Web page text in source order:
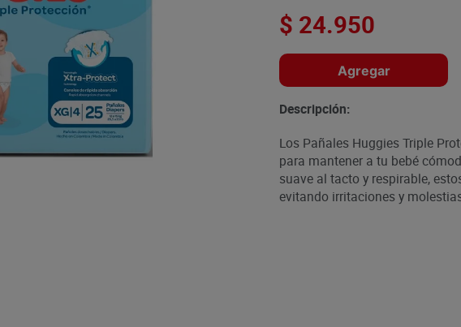
$ 24.950
Agregar
Descripción:
Los Pañales Huggies Triple
para mantener a tu bebé
suave al tacto y respirable,
evitando irritaciones y